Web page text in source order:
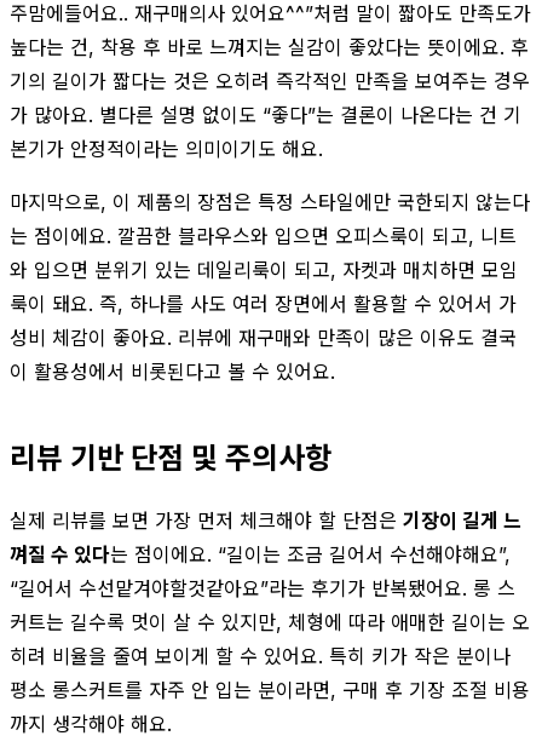
주맘에들어요.. 재구매의사 있어요^^”처럼 말이 짧아도 만족도가
높다는 건, 착용 후 바로 느껴지는 실감이 좋았다는 뜻이에요. 후
기의 길이가 짧다는 것은 오히려 즉각적인 만족을 보여주는 경우
가 많아요. 별다른 설명 없이도 “좋다”는 결론이 나온다는 건 기
본기가 안정적이라는 의미이기도 해요.
마지막으로, 이 제품의 장점은 특정 스타일에만 국한되지 않는다
는 점이에요. 깔끔한 블라우스와 입으면 오피스룩이 되고, 니트
와 입으면 분위기 있는 데일리룩이 되고, 자켓과 매치하면 모임
룩이 돼요. 즉, 하나를 사도 여러 장면에서 활용할 수 있어서 가
성비 체감이 좋아요. 리뷰에 재구매와 만족이 많은 이유도 결국
이 활용성에서 비롯된다고 볼 수 있어요.
리뷰 기반 단점 및 주의사항
실제 리뷰를 보면 가장 먼저 체크해야 할 단점은 기장이 길게 느
껴질 수 있다는 점이에요. “길이는 조금 길어서 수선해야해요”,
“길어서 수선맡겨야할것같아요”라는 후기가 반복됐어요. 롱 스
커트는 길수록 멋이 살 수 있지만, 체형에 따라 애매한 길이는 오
히려 비율을 줄여 보이게 할 수 있어요. 특히 키가 작은 분이나
평소 롱스커트를 자주 안 입는 분이라면, 구매 후 기장 조절 비용
까지 생각해야 해요.